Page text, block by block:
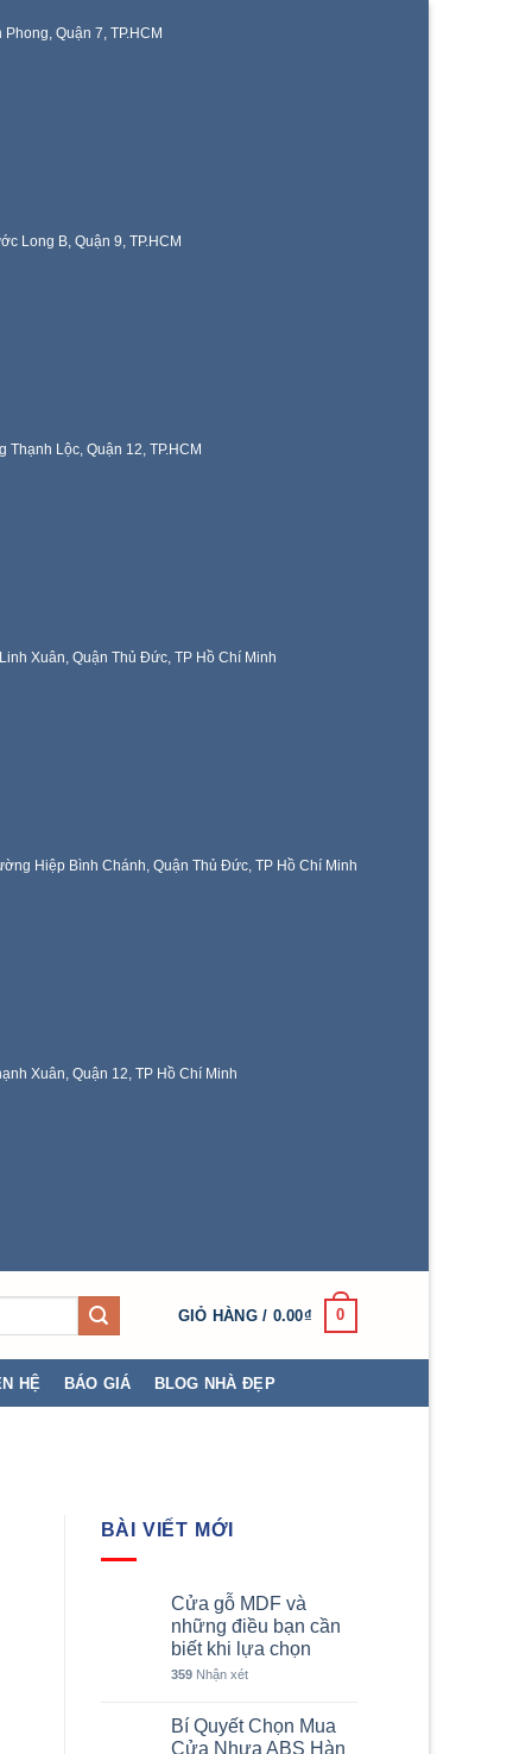
Quận 7, TP.HCM
Long B, Quận 9, TP.HCM
Lộc, Quận 12, TP.HCM
Xuân, Quận Thủ Đức, TP Hồ Chí Minh
Hiệp Bình Chánh, Quận Thủ Đức, TP Hồ Chí Minh
Xuân, Quận 12, TP Hồ Chí Minh
GIỎ HÀNG / 0.00₫ 0
HỆ BÁO GIÁ BLOG NHÀ ĐẸP
BÀI VIẾT MỚI
Cửa gỗ MDF và
những điều bạn cần
biết khi lựa chọn
359Nhận xét
Bí Quyết Chọn Mua
Cửa Nhựa ABS Hàn